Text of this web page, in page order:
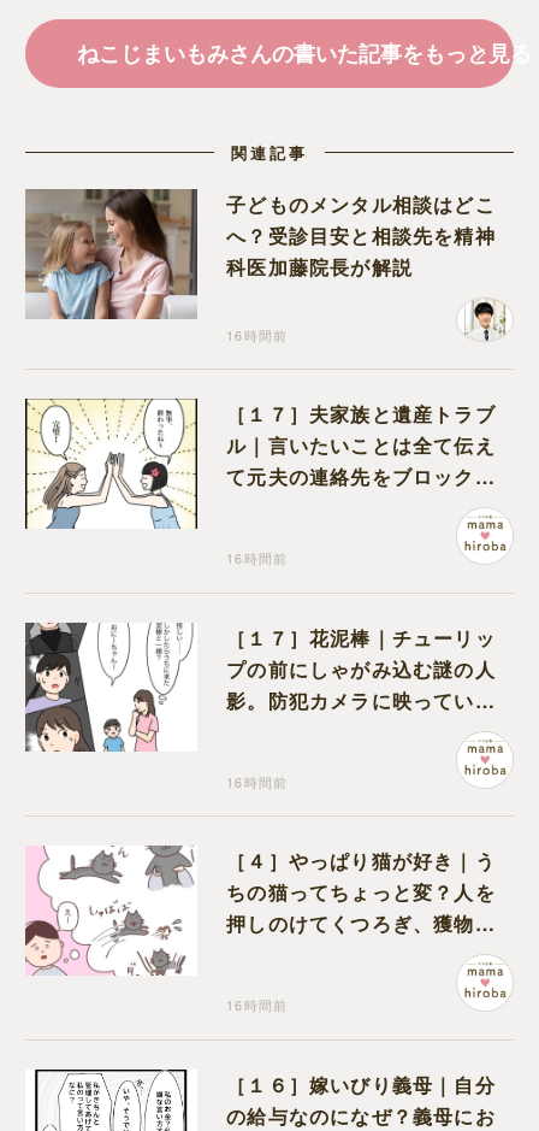
ねこじまいもみさんの書いた記事をもっと見る
関連記事
子どものメンタル相談はどこ
へ？受診目安と相談先を精神
科医加藤院長が解説
16時間前
［１７］夫家族と遺産トラブ
ル｜言いたいことは全て伝え
て元夫の連絡先をブロック。
離婚できた喜びを噛みしめる
16時間前
［１７］花泥棒｜チューリッ
プの前にしゃがみ込む謎の人
影。防犯カメラに映っていた
16時間前
［４］やっぱり猫が好き｜う
ちの猫ってちょっと変？人を
押しのけてくつろぎ、獲物に
も物怖じしない鋼のハート
16時間前
［１６］嫁いびり義母｜自分
の給与なのになぜ？義母にお